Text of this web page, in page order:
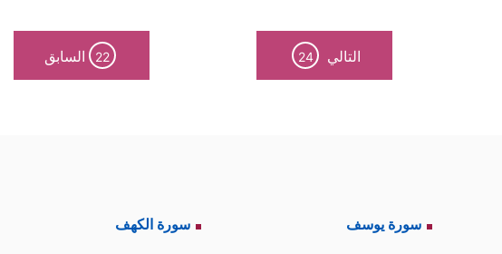
التالي 24
22 السابق
سورة يوسف سورة الكهف